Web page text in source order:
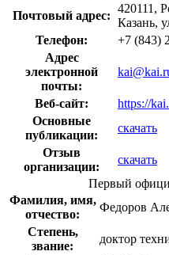
Почтовый адрес:
420111,
Казань,
Телефон:
+7 (843)
Адрес
электронной
почты:
Веб-сайт:
https://
Основные
публикации:
скачать
Отзыв
организации:
скачать
Первый
Фамилия, имя,
отчество:
Федоров
Степень,
звание:
доктор